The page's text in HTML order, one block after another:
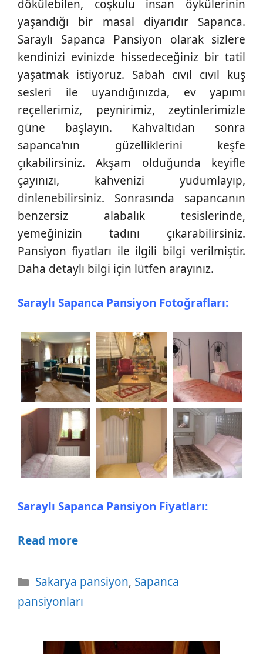
dökülebilen, coşkulu insan öykülerinin
yaşandığı bir masal diyarıdır Sapanca.
Saraylı Sapanca Pansiyon olarak sizlere
kendinizi evinizde hissedeceğiniz bir tatil
yaşatmak istiyoruz. Sabah cıvıl cıvıl kuş
sesleri ile uyandığınızda, ev yapımı
reçellerimiz, peynirimiz, zeytinlerimizle
güne başlayın. Kahvaltıdan sonra
sapanca’nın güzelliklerini keşfe
çıkabilirsiniz. Akşam olduğunda keyifle
çayınızı, kahvenizi yudumlayıp,
dinlenebilirsiniz. Sonrasında sapancanın
benzersiz alabalık tesislerinde,
yemeğinizin tadını çıkarabilirsiniz.
Pansiyon fiyatları ile ilgili bilgi verilmiştir.
Daha detaylı bilgi için lütfen arayınız.
Saraylı Sapanca Pansiyon Fotoğrafları:
Saraylı Sapanca Pansiyon Fiyatları:
Read more
Kategoriler
Sakarya pansiyon, Sapanca
pansiyonları